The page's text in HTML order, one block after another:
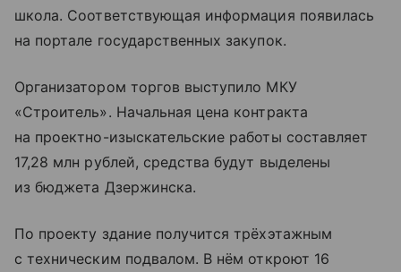
школа. Соответствующая информация появилась
на портале государственных закупок.
Организатором торгов выступило МКУ
«Строитель». Начальная цена контракта
на проектно-изыскательские работы составляет
17,28 млн рублей, средства будут выделены
из бюджета Дзержинска.
По проекту здание получится трёхэтажным
с техническим подвалом. В нём откроют 16